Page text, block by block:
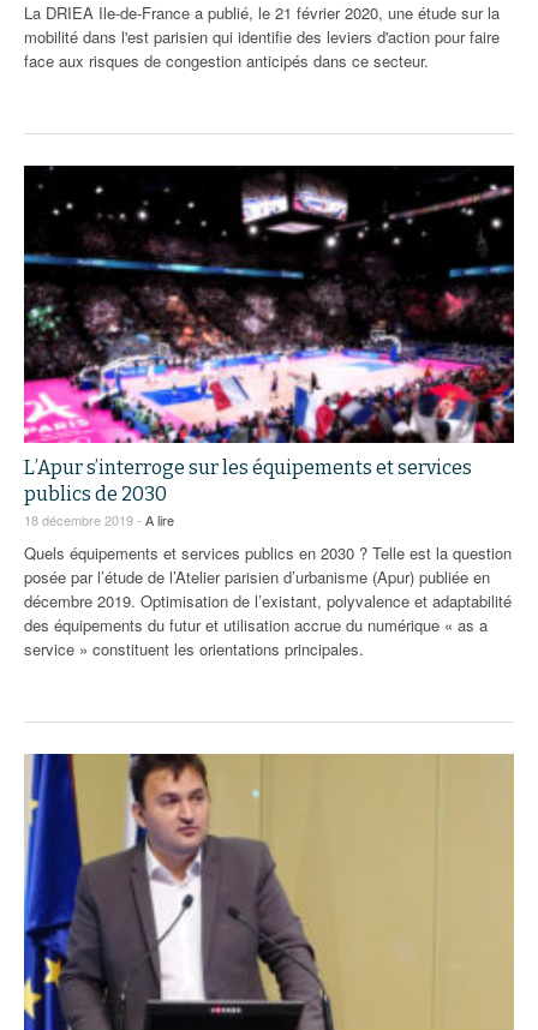
La DRIEA Ile-de-France a publié, le 21 février 2020, une étude sur la
mobilité dans l'est parisien qui identifie des leviers d'action pour faire
face aux risques de congestion anticipés dans ce secteur.
L’Apur s’interroge sur les équipements et services
publics de 2030
18 décembre 2019 - A lire
Quels équipements et services publics en 2030 ? Telle est la question
posée par l’étude de l’Atelier parisien d’urbanisme (Apur) publiée en
décembre 2019. Optimisation de l’existant, polyvalence et adaptabilité
des équipements du futur et utilisation accrue du numérique « as a
service » constituent les orientations principales.